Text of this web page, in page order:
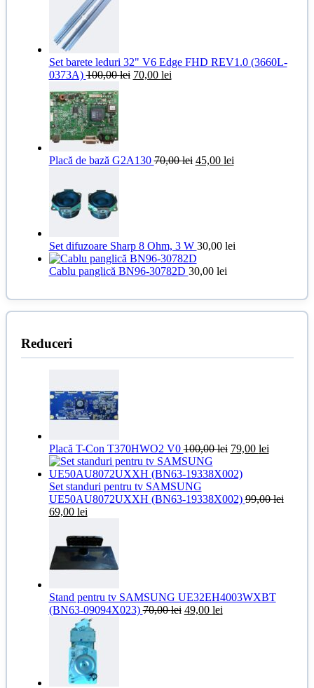
Set barete leduri 32" V6 Edge FHD REV1.0 (3660L-
0373A)100,00lei Prețul
70,00 leiPrețul
Placă de bază G2A13070,00lei Prețul
45,00 leiPrețul
Set difuzoare Sharp 8 Ohm, 3 W 30,00 lei
Cablu panglică BN96-30782D 30,00 lei
Reduceri
Placă T-Con T370HWO2 V0100,00lei Prețul
a
100,00 lei.
79,00 leiPrețul
Set standuri pentru tv SAMSUNG
UE50AU8072UXXH (BN63-19338X002)99,00lei
Prețul
fost:
99,00 lei.
69,00 leiPrețul
este:
69,00 lei.
Stand pentru tv SAMSUNG UE32EH4003WXBT
(BN63-09094X023)70,00lei Prețul
49,00 leiPrețul